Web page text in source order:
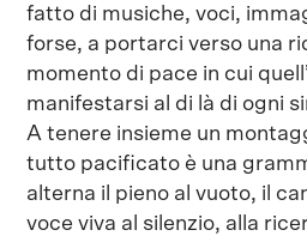
fatto di musiche, voci,
forse, a portarci verso una
momento di pace in cui
manifestarsi al di là di ogni
A tenere insieme un
tutto pacificato è una
alterna il pieno al vuoto, il
voce viva al silenzio, alla